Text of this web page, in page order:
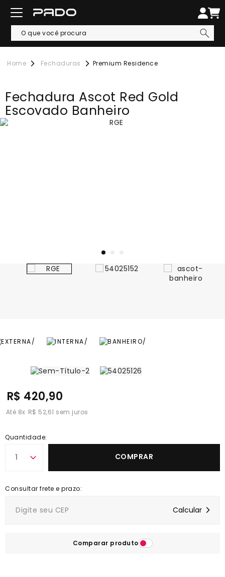
Fechaduras Premium Residence
Fechadura Ascot Red Gold
Escovado Banheiro
R$ 420,90
8x R$ 52,61
Quantidade:
1 COMPRAR
Comparar produto